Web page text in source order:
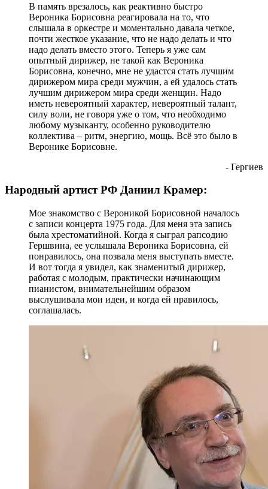
В память врезалось, как реактивно быстро
Вероника Борисовна реагировала на то, что
слышала в оркестре и моментально давала четкое,
почти жесткое указание, что не надо делать и что
надо делать вместо этого. Теперь я уже сам
опытный дирижер, не такой как Вероника
Борисовна, конечно, мне не удастся стать лучшим
дирижером мира среди мужчин, а ей удалось стать
лучшим дирижером мира среди женщин. Надо
иметь невероятный характер, невероятный талант,
силу воли, не говоря уже о том, что необходимо
любому музыканту, особенно руководителю
коллектива – ритм, энергию, мощь. Всё это было в
Веронике Борисовне.
- Гергиев
Народный артист РФ Даниил Крамер:
Мое знакомство с Вероникой Борисовной началось
с записи концерта 1975 года. Для меня эта запись
была хрестоматийной. Когда я сыграл рапсодию
Гершвина, ее услышала Вероника Борисовна, ей
понравилось, она позвала меня выступать вместе.
И вот тогда я увидел, как знаменитый дирижер,
работая с молодым, практически начинающим
пианистом, внимательнейшим образом
выслушивала мои идеи, и когда ей нравилось,
соглашалась.